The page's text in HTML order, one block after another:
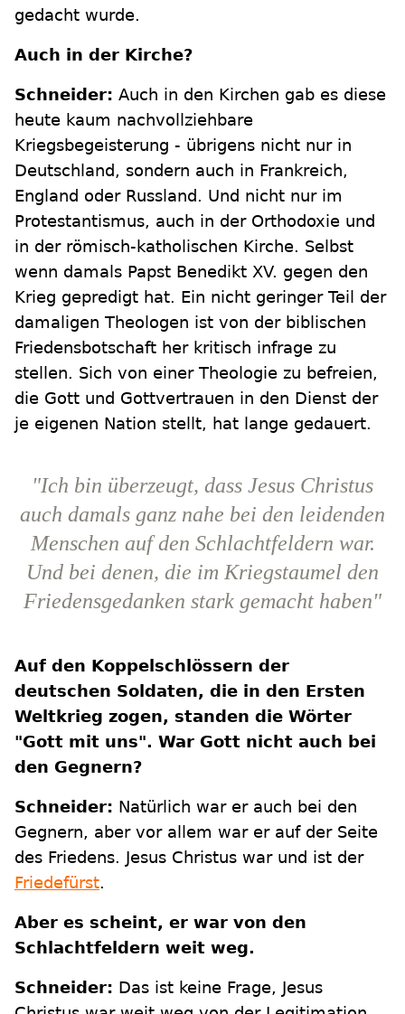
gedacht wurde.
Auch in der Kirche?
Schneider: Auch in den Kirchen gab es diese
heute kaum nachvollziehbare
Kriegsbegeisterung - übrigens nicht nur in
Deutschland, sondern auch in Frankreich,
England oder Russland. Und nicht nur im
Protestantismus, auch in der Orthodoxie und
in der römisch-katholischen Kirche. Selbst
wenn damals Papst Benedikt XV. gegen den
Krieg gepredigt hat. Ein nicht geringer Teil der
damaligen Theologen ist von der biblischen
Friedensbotschaft her kritisch infrage zu
stellen. Sich von einer Theologie zu befreien,
die Gott und Gottvertrauen in den Dienst der
je eigenen Nation stellt, hat lange gedauert.
"Ich bin überzeugt, dass Jesus Christus
auch damals ganz nahe bei den leidenden
Menschen auf den Schlachtfeldern war.
Und bei denen, die im Kriegstaumel den
Friedensgedanken stark gemacht haben"
Auf den Koppelschlössern der
deutschen Soldaten, die in den Ersten
Weltkrieg zogen, standen die Wörter
"Gott mit uns". War Gott nicht auch bei
den Gegnern?
Schneider: Natürlich war er auch bei den
Gegnern, aber vor allem war er auf der Seite
des Friedens. Jesus Christus war und ist der
Friedefürst.
Aber es scheint, er war von den
Schlachtfeldern weit weg.
Schneider: Das ist keine Frage, Jesus